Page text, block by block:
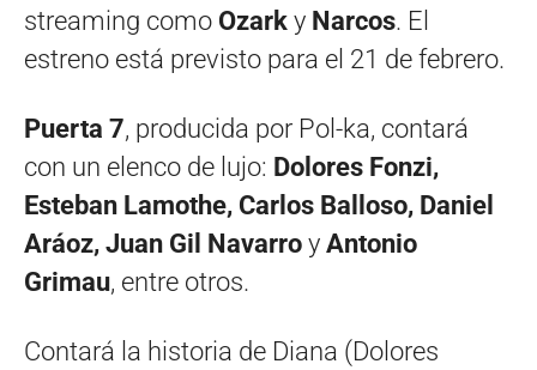
streaming como Ozark y Narcos. El
estreno está previsto para el 21 de febrero.
Puerta 7, producida por Pol-ka, contará
con un elenco de lujo: Dolores Fonzi,
Esteban Lamothe, Carlos Balloso, Daniel
Aráoz, Juan Gil Navarro y Antonio
Grimau, entre otros.
Contará la historia de Diana (Dolores